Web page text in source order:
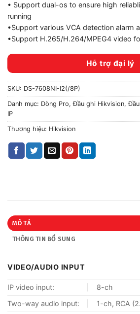
• Support dual-os to ensure high
running
•Support various VCA detection alarm
•Support H.265/H.264/MPEG4 video
Hỗ trợ đại lý
SKU: DS-7608NI-I2(/8P)
Danh mục: Dòng Pro,Đầu ghi Hikvision,
IP
Thương hiệu: Hikvision
MÔ TẢ
THÔNG TIN BỔ SUNG
VIDEO/AUDIO INPUT
IP video input:
8-ch
Two-way audio input:
1-ch, RCA